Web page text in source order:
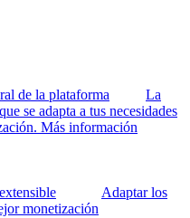
de la plataforma
La
se adapta a tus necesidades
Más información
Adaptar los
monetización